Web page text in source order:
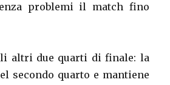
problemi il match fino
altri due quarti di finale: la
secondo quarto e mantiene